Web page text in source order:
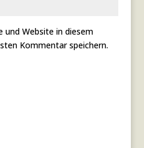
und Website in diesem
Kommentar speichern.